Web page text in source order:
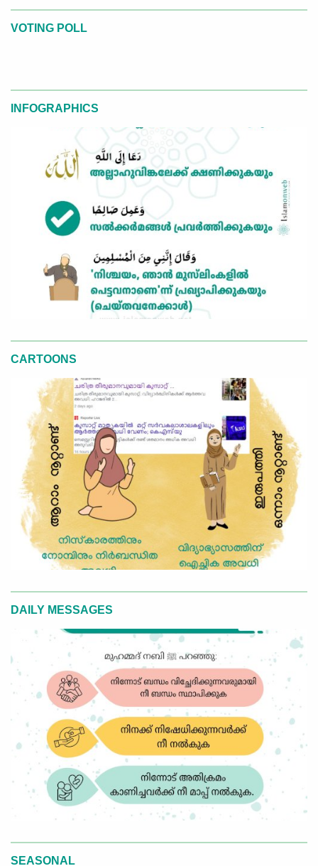
VOTING POLL
INFOGRAPHICS
CARTOONS
DAILY MESSAGES
SEASONAL